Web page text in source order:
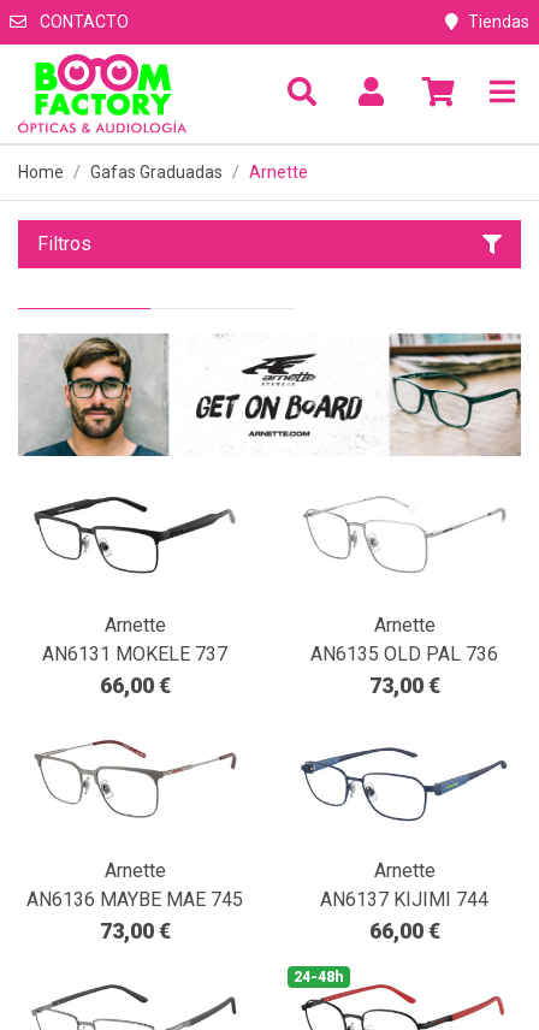
CONTACTO Tiendas
Home Gafas Graduadas Arnette
Filtros
Arnette
AN6131 MOKELE 737
66,00 €
Arnette
AN6135 OLD PAL 736
73,00 €
Arnette
AN6136 MAYBE MAE 745
73,00 €
Arnette
AN6137 KIJIMI 744
66,00 €
24-48h